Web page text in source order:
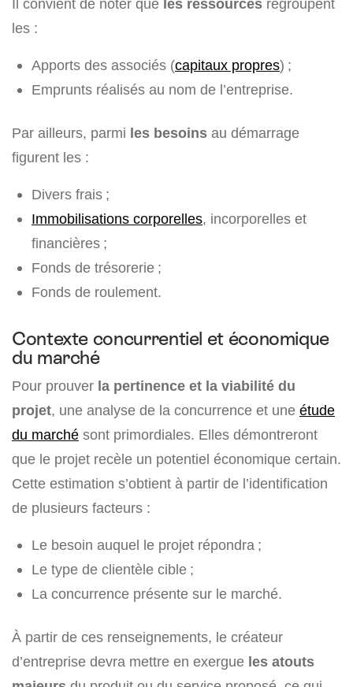
Il convient de noter que les ressources regroupent
les :
Apports des associés (capitaux propres) ;
Emprunts réalisés au nom de l’entreprise.
Par ailleurs, parmi les besoins au démarrage
figurent les :
Divers frais ;
Immobilisations corporelles, incorporelles et
financières ;
Fonds de trésorerie ;
Fonds de roulement.
Contexte concurrentiel et économique
du marché
Pour prouver la pertinence et la viabilité du
projet, une analyse de la concurrence et une étude
du marché sont primordiales. Elles démontreront
que le projet recèle un potentiel économique certain.
Cette estimation s’obtient à partir de l’identification
de plusieurs facteurs :
Le besoin auquel le projet répondra ;
Le type de clientèle cible ;
La concurrence présente sur le marché.
À partir de ces renseignements, le créateur
d’entreprise devra mettre en exergue les atouts